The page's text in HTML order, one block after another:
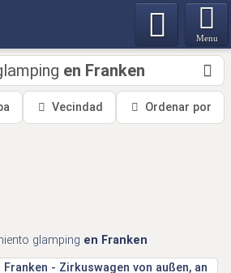
Menu
en Franken
Vecindad Ordenar por
glamping en Franken